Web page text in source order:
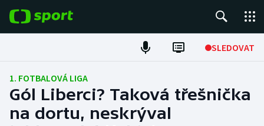
SLEDOVAT
Fotbal
Hokej
1. FOTBALOVÁ LIGA
Gól Liberci? Taková třešnička
na dortu, neskrýval